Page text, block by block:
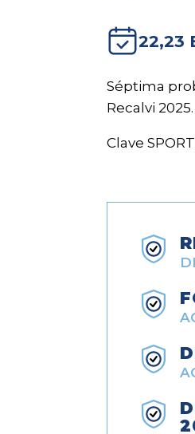
22,23
Séptima
Recalvi 2025.
Clave